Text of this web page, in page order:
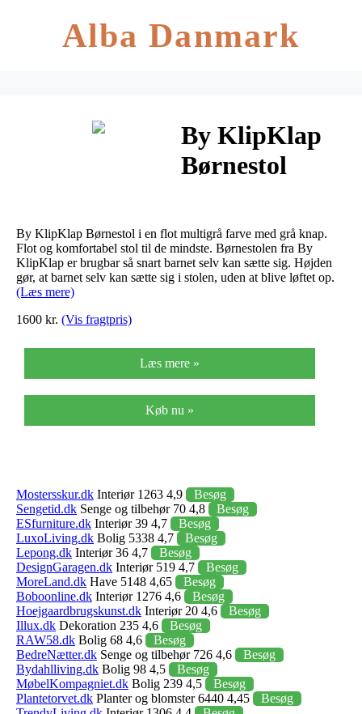
Alba Danmark
By KlipKlap
Børnestol
Grå Knap
By KlipKlap Børnestol i en flot multigrå farve med grå knap.
Flot og komfortabel stol til de mindste. Børnestolen fra By
KlipKlap er brugbar så snart barnet selv kan sætte sig. Højden
gør, at barnet selv kan sætte sig i stolen, uden at blive løftet op.
(Læs mere)
1600 kr. (Vis fragtpris)
Læs mere »
Køb nu »
Mostersskur.dk Interiør 1263 4,9
Besøg
Sengetid.dk Senge og tilbehør 70 4,8
Besøg
ESfurniture.dk Interiør 39 4,7
Besøg
LuxoLiving.dk Bolig 5338 4,7
Besøg
Lepong.dk Interiør 36 4,7
Besøg
DesignGaragen.dk Interiør 519 4,7
Besøg
MoreLand.dk Have 5148 4,65
Besøg
Boboonline.dk Interiør 1276 4,6
Besøg
Hoejgaardbrugskunst.dk Interiør 20 4,6
Besøg
Illux.dk Dekoration 235 4,6
Besøg
RAW58.dk Bolig 68 4,6
Besøg
BedreNætter.dk Senge og tilbehør 726 4,6
Besøg
Bydahlliving.dk Bolig 98 4,5
Besøg
MøbelKompagniet.dk Bolig 239 4,5
Besøg
Plantetorvet.dk Planter og blomster 6440 4,45
Besøg